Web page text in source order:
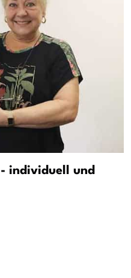
- individuell und